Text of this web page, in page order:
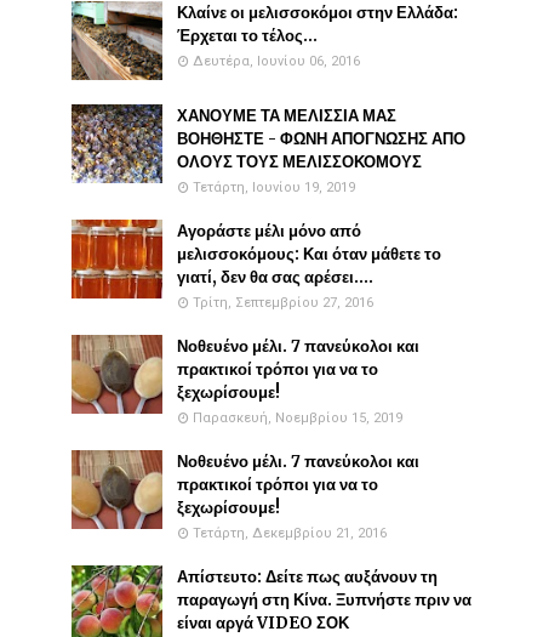
Κλαίνε οι μελισσοκόμοι στην Ελλάδα:
Έρχεται το τέλος...
Δευτέρα, Ιουνίου 06, 2016
ΧΑΝΟΥΜΕ ΤΑ ΜΕΛΙΣΣΙΑ ΜΑΣ
ΒΟΗΘΗΣΤΕ - ΦΩΝΗ ΑΠΟΓΝΩΣΗΣ ΑΠΟ
ΟΛΟΥΣ ΤΟΥΣ ΜΕΛΙΣΣΟΚΟΜΟΥΣ
Τετάρτη, Ιουνίου 19, 2019
Αγοράστε μέλι μόνο από
μελισσοκόμους: Και όταν μάθετε το
γιατί, δεν θα σας αρέσει....
Τρίτη, Σεπτεμβρίου 27, 2016
Νοθευένο μέλι. 7 πανεύκολοι και
πρακτικοί τρόποι για να το
ξεχωρίσουμε!
Παρασκευή, Νοεμβρίου 15, 2019
Νοθευένο μέλι. 7 πανεύκολοι και
πρακτικοί τρόποι για να το
ξεχωρίσουμε!
Τετάρτη, Δεκεμβρίου 21, 2016
Απίστευτο: Δείτε πως αυξάνουν τη
παραγωγή στη Κίνα. Ξυπνήστε πριν να
είναι αργά VIDEO ΣΟΚ